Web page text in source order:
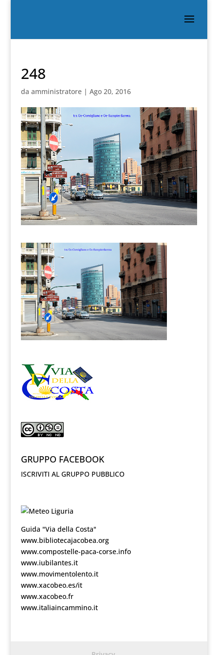
248
da amministratore| Ago 20, 2016
GRUPPO FACEBOOK
ISCRIVITI AL GRUPPO PUBBLICO
Guida "Via della Costa"
www.bibliotecajacobea.org
www.compostelle-paca-corse.info
www.iubilantes.it
www.movimentolento.it
www.xacobeo.es/it
www.xacobeo.fr
www.italiaincammino.it